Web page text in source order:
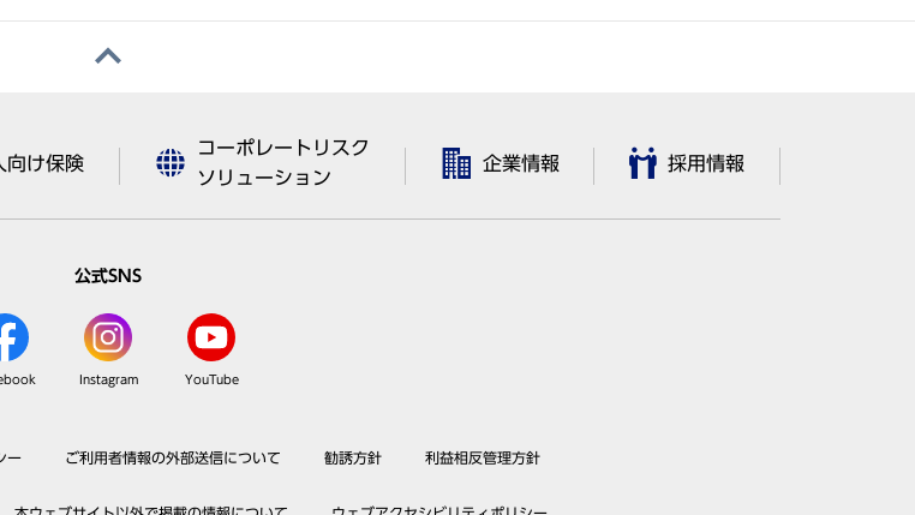
向け保険
コーポレートリスク
ソリューション
企業情報 採用情報
公式SNS
Instagram YouTube
ー ご利用者情報の外部送信について 勧誘方針 利益相反管理方針